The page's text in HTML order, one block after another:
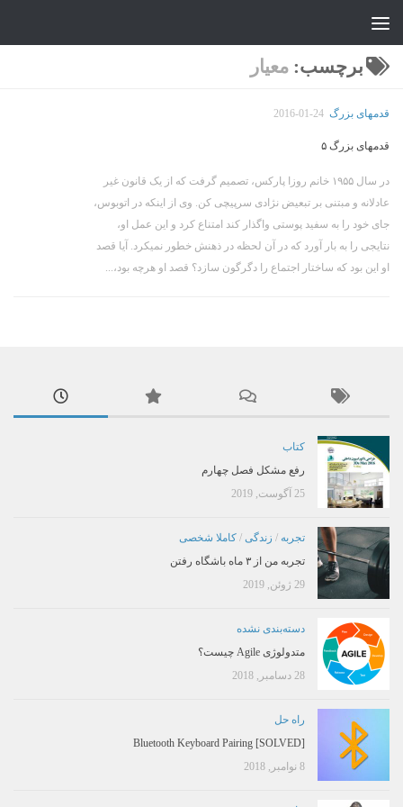
برچسب: معیار
قدمهای بزرگ 2016-01-24
قدمهای بزرگ ۵
در سال ۱۹۵۵ خانم روزا پارکس، تصمیم گرفت که از یک قانون غیر
عادلانه و مبتنی بر تبعیض نژادی سرپیچی کن. وی از اینکه در اتوبوس،
جای خود را به سفید پوستی واگذار کند امتناع کرد و این عمل او،
نتایجی را به بار آورد که در آن لحظه در ذهنش خطور نمیکرد. آیا قصد
او این بود که ساختار اجتماع را دگرگون سازد؟ قصد او هرچه بود،...
کتاب
رفع مشکل فصل چهارم
25 آگوست, 2019
تجربه / زندگی / کاملا شخصی
تجربه من از ۳ ماه باشگاه رفتن
29 ژوئن, 2019
دسته‌بندی نشده
متدولوژی Agile چیست؟
28 دسامبر, 2018
راه حل
[SOLVED] Bluetooth Keyboard Pairing
8 نوامبر, 2018